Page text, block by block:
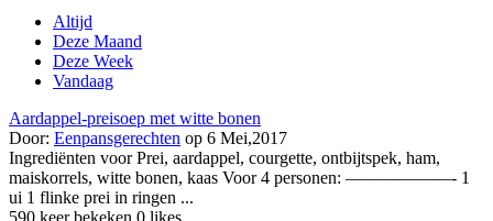
Altijd
Deze Maand
Deze Week
Vandaag
Aardappel-preisoep met witte bonen
Door: Eenpansgerechten op 6 Mei,2017
Ingrediënten voor Prei, aardappel, courgette, ontbijtspek, ham,
maiskorrels, witte bonen, kaas Voor 4 personen: ——————- 1
ui 1 flinke prei in ringen ...
590 keer bekeken 0 likes